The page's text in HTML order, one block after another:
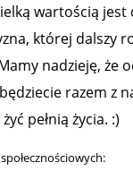
wartością jest
której dalszy
nadzieję, że
razem z
pełnią życia. :)